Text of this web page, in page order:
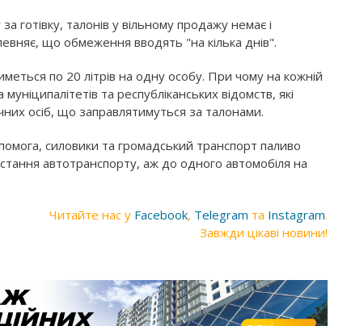
готівку, талонів у вільному продажу немає і
що обмеження вводять "на кілька днів".
по 20 літрів на одну особу. При чому на кожній
та республіканських відомств, які
осіб, що заправлятимуться за талонами.
силовики та громадський транспорт паливо
автотранспорту, аж до одного автомобіля на
Читайте нас у Facebook, Telegram та Instagram.
Завжди цікаві новини!